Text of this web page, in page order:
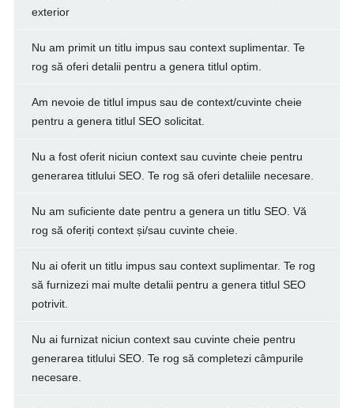
exterior
Nu am primit un titlu impus sau context suplimentar. Te
rog să oferi detalii pentru a genera titlul optim.
Am nevoie de titlul impus sau de context/cuvinte cheie
pentru a genera titlul SEO solicitat.
Nu a fost oferit niciun context sau cuvinte cheie pentru
generarea titlului SEO. Te rog să oferi detaliile necesare.
Nu am suficiente date pentru a genera un titlu SEO. Vă
rog să oferiți context și/sau cuvinte cheie.
Nu ai oferit un titlu impus sau context suplimentar. Te rog
să furnizezi mai multe detalii pentru a genera titlul SEO
potrivit.
Nu ai furnizat niciun context sau cuvinte cheie pentru
generarea titlului SEO. Te rog să completezi câmpurile
necesare.